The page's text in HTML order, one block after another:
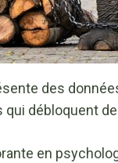
des
débloquent
en